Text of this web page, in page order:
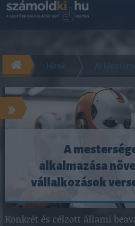
Hírek AI
»
A
alkalmazása
vállalkozások
Konkrét és célzott állami